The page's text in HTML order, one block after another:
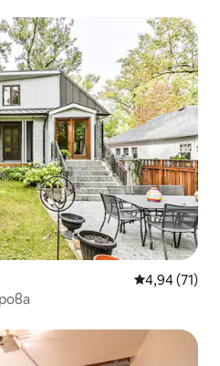
гостите
Средна
4,94 (71)